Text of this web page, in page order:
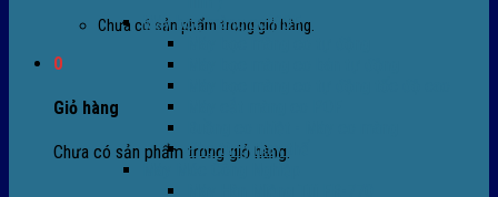
Chưa có sản phẩm trong giỏ hàng.
0
Giỏ hàng
Chưa có sản phẩm trong giỏ hàng.
Máy bọc màng co POF
Phụ tùng thay thế